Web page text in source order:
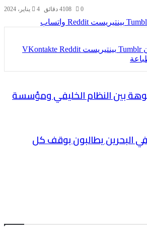
4 يناير، 2024 0
1084 دقائق
بينتيريست واتساب
بينتيريست
بين النظام الخليفي ومؤسسة
البحرين يطالبون بوقف كل